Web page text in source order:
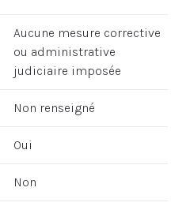
Aucune mesure corrective
ou administrative
judiciaire imposée
Non renseigné
Oui
Non